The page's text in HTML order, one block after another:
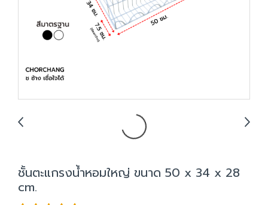
ชั้นตะแกรงน้ำหอมใหญ่ ขนาด 50 x 34 x 28
cm.